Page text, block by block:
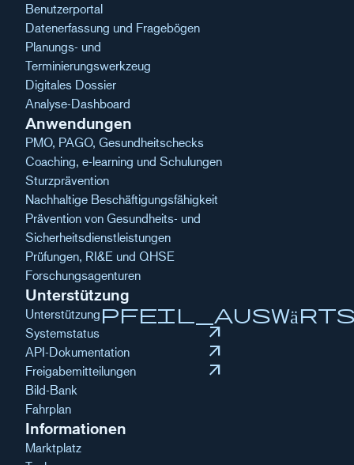
Benutzerportal
Datenerfassung und Fragebögen
Planungs- und
Terminierungswerkzeug
Digitales Dossier
Analyse-Dashboard
Anwendungen
PMO, PAGO, Gesundheitschecks
Coaching, e-learning und Schulungen
Sturzprävention
Nachhaltige Beschäftigungsfähigkeit
Prävention von Gesundheits- und
Sicherheitsdienstleistungen
Prüfungen, RI&E und QHSE
Forschungsagenturen
Unterstützung
Unterstützung
Systemstatus arrow_outward
API-Dokumentation arrow_outward
Freigabemitteilungen arrow_outward
Bild-Bank
Fahrplan
Informationen
Marktplatz